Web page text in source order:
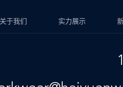
关于我们 实力展示